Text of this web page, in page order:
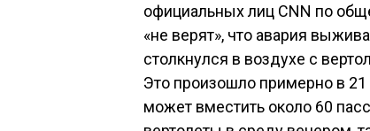
официальных лиц CNN по
«не верят», что авария
столкнулся в воздухе с
Это произошло примерно в
может вместить около 60